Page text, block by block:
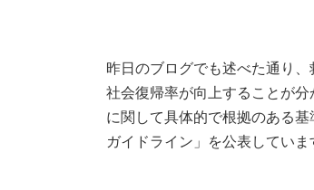
昨日のブログでも述べた通り
社会復帰率が向上することが
に関して具体的で根拠のある
ガイドライン」を公表していま